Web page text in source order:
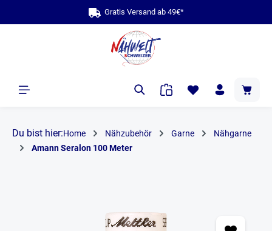
Gratis Versand ab 49€*
Du bist hier:Home Nähzubehör Garne
Nähgarne
Amann Seralon 100 Meter